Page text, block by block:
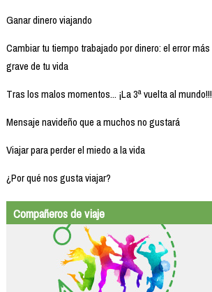
Ganar dinero viajando
Cambiar tu tiempo trabajado por dinero: el error más
grave de tu vida
Tras los malos momentos... ¡La 3ª vuelta al mundo!!!
Mensaje navideño que a muchos no gustará
Viajar para perder el miedo a la vida
¿Por qué nos gusta viajar?
Compañeros de viaje